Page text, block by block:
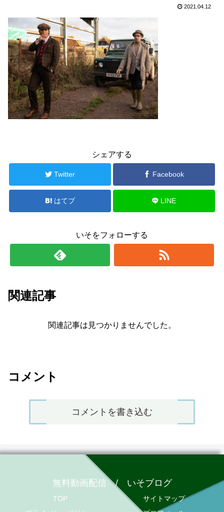
2021.04.12
シェアする
Twitter Facebook
はてブ LINE
いそをフォローする
関連記事
関連記事は見つかりませんでした。
コメント
コメントを書き込む
無料動画配信 / いそブログ
TOP
サイトマップ